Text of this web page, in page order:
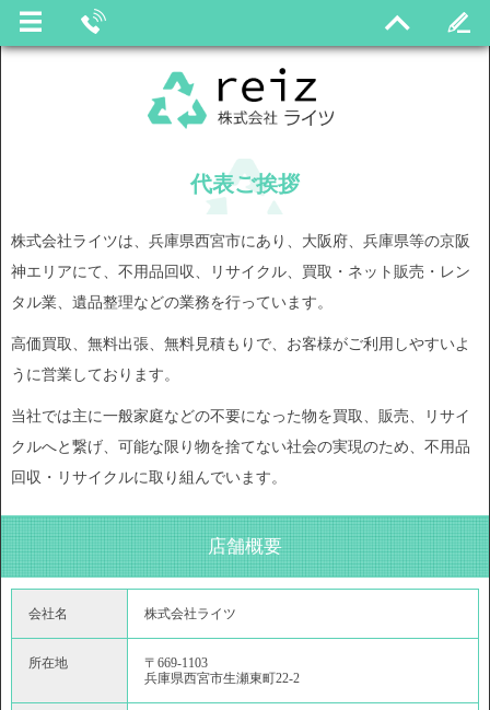
代表ご挨拶
株式会社ライツは、兵庫県西宮市にあり、大阪府、兵庫県等の京阪
神エリアにて、不用品回収、リサイクル、買取・ネット販売・レン
タル業、遺品整理などの業務を行っています。
高価買取、無料出張、無料見積もりで、お客様がご利用しやすいよ
うに営業しております。
当社では主に一般家庭などの不要になった物を買取、販売、リサイ
クルへと繋げ、可能な限り物を捨てない社会の実現のため、不用品
回収・リサイクルに取り組んでいます。
店舗概要
会社名 株式会社ライツ
所在地
〒669-1103
兵庫県西宮市生瀬東町22-2